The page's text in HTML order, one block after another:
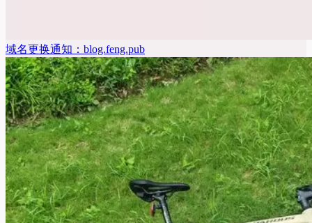
域名更换通知：blog.feng.pub